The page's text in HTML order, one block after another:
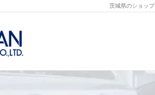
茨城県のショッ